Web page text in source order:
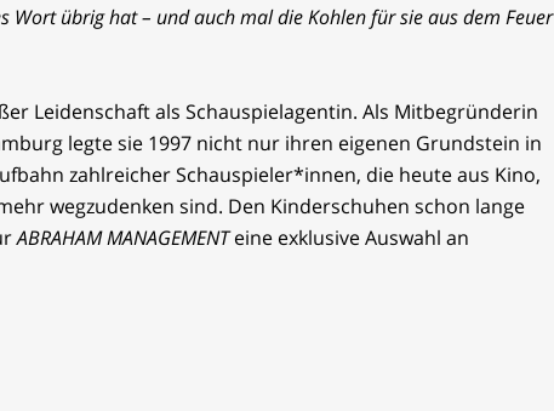
übrig hat – und auch mal die Kohlen für sie aus dem Feuer
Leidenschaft als Schauspielagentin. Als Mitbegründerin
legte sie 1997 nicht nur ihren eigenen Grundstein in
zahlreicher Schauspieler*innen, die heute aus Kino,
wegzudenken sind. Den Kinderschuhen schon lange
ABRAHAM MANAGEMENTeine exklusive Auswahl an